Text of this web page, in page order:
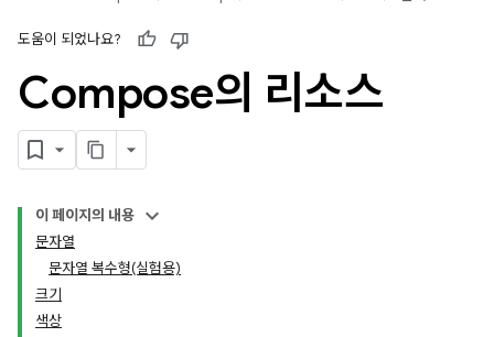
도움이 되었나요?
Compose의 리소스
이 페이지의 내용
문자열
문자열 복수형(실험용)
크기
색상